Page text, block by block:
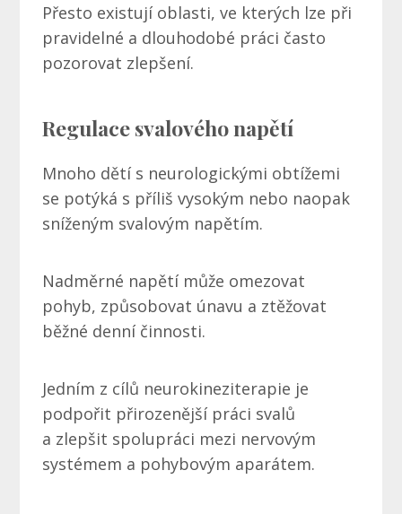
Přesto existují oblasti, ve kterých lze při
pravidelné a dlouhodobé práci často
pozorovat zlepšení.
Regulace svalového napětí
Mnoho dětí s neurologickými obtížemi
se potýká s příliš vysokým nebo naopak
sníženým svalovým napětím.
Nadměrné napětí může omezovat
pohyb, způsobovat únavu a ztěžovat
běžné denní činnosti.
Jedním z cílů neurokineziterapie je
podpořit přirozenější práci svalů
a zlepšit spolupráci mezi nervovým
systémem a pohybovým aparátem.